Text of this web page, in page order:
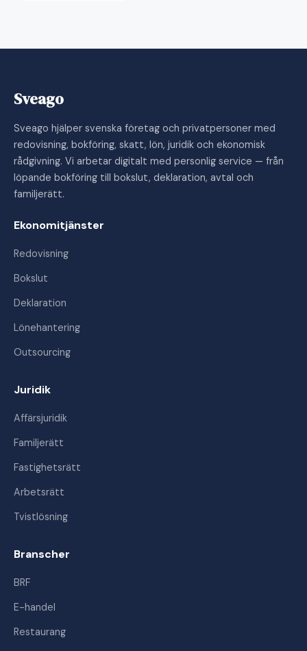
Sveago
Sveago hjälper svenska företag och privatpersoner med
redovisning, bokföring, skatt, lön, juridik och ekonomisk
rådgivning. Vi arbetar digitalt med personlig service — från
löpande bokföring till bokslut, deklaration, avtal och
familjerätt.
Ekonomitjänster
Redovisning
Bokslut
Deklaration
Lönehantering
Outsourcing
Juridik
Affärsjuridik
Familjerätt
Fastighetsrätt
Arbetsrätt
Tvistlösning
Branscher
BRF
E-handel
Restaurang